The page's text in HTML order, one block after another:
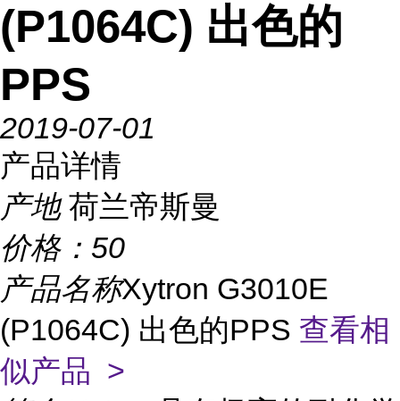
(P1064C) 出色的
PPS
2019-07-01
产品详情
产地 荷兰帝斯曼
价格： 50
产品名称Xytron G3010E
(P1064C) 出色的PPS 查看相
似产品 >